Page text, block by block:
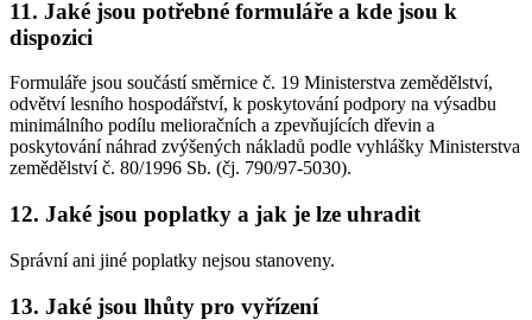
11. Jaké jsou potřebné formuláře a kde jsou k
dispozici
Formuláře jsou součástí směrnice č. 19 Ministerstva zemědělství,
odvětví lesního hospodářství, k poskytování podpory na výsadbu
minimálního podílu melioračních a zpevňujících dřevin a
poskytování náhrad zvýšených nákladů podle vyhlášky Ministerstva
zemědělství č. 80/1996 Sb. (čj. 790/97-5030).
12. Jaké jsou poplatky a jak je lze uhradit
Správní ani jiné poplatky nejsou stanoveny.
13. Jaké jsou lhůty pro vyřízení